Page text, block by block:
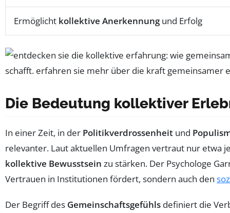
Ermöglicht kollektive Anerkennungund Erfolg
Die Bedeutung kollektiver
In einer Zeit, in der Politikverdrossenheit und
relevanter. Laut aktuellen Umfragen vertraut nur etwa
kollektive Bewusstsein zu stärken. Der Psychologe
Vertrauen in Institutionen fördert, sondern auch den
Der Begriff des Gemeinschaftsgefühls definiert die